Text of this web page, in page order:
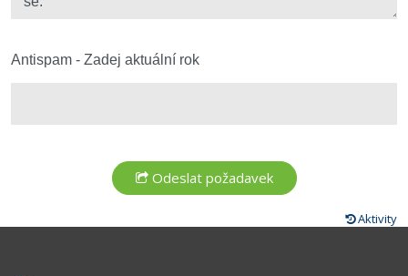
Antispam - Zadej aktuální rok
Aktivity